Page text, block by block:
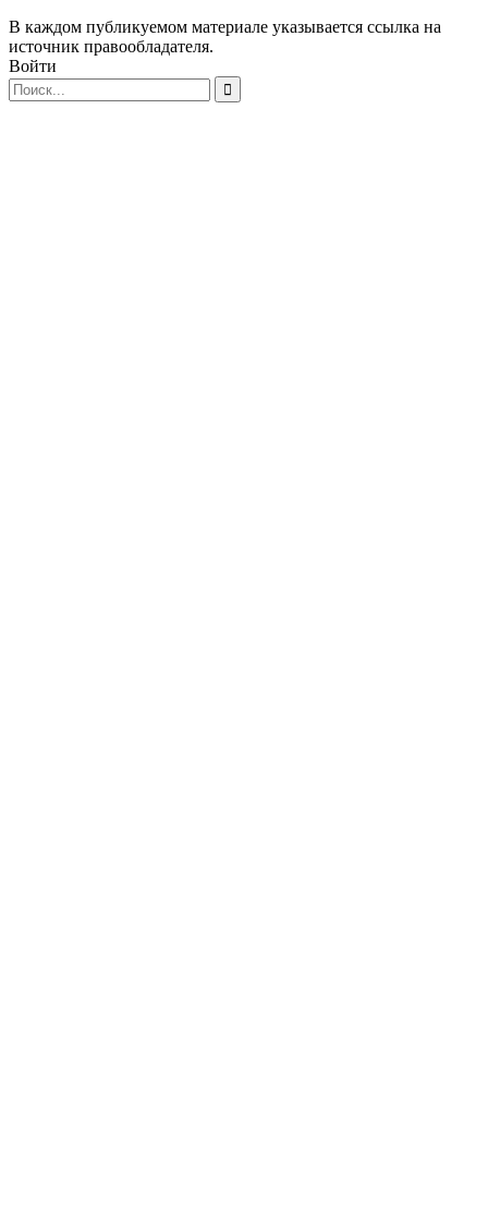
В каждом публикуемом материале указывается ссылка на
источник правообладателя.
Войти